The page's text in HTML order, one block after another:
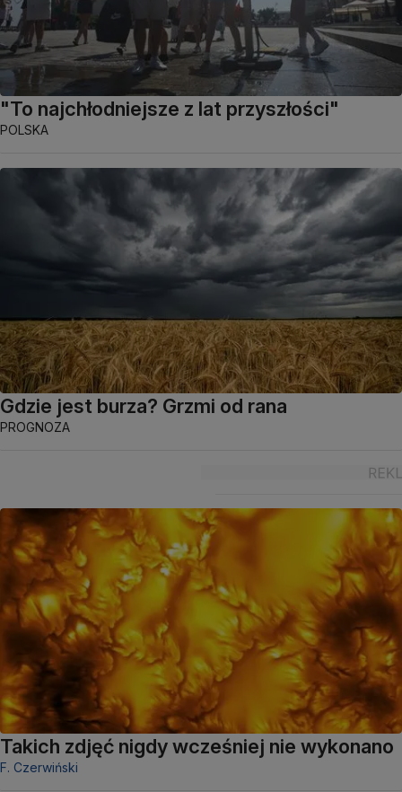
"To najchłodniejsze z lat przyszłości"
POLSKA
Gdzie jest burza? Grzmi od rana
PROGNOZA
Takich zdjęć nigdy wcześniej nie wykonano
F. Czerwiński